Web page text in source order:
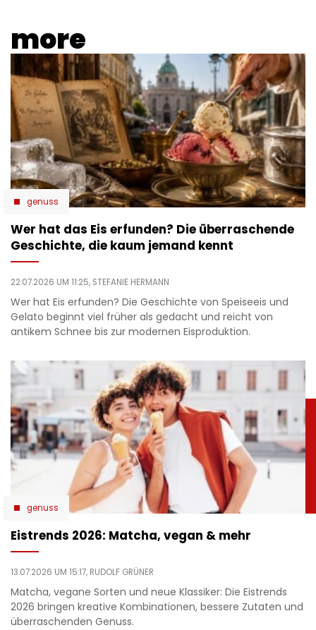
more
genuss
Wer hat das Eis erfunden? Die überraschende
Geschichte, die kaum jemand kennt
22.07.2026 UM 11:25, STEFANIE HERMANN
Wer hat Eis erfunden? Die Geschichte von Speiseeis und
Gelato beginnt viel früher als gedacht und reicht von
antikem Schnee bis zur modernen Eisproduktion.
genuss
Eistrends 2026: Matcha, vegan & mehr
13.07.2026 UM 15:17, RUDOLF GRÜNER
Matcha, vegane Sorten und neue Klassiker: Die Eistrends
2026 bringen kreative Kombinationen, bessere Zutaten und
überraschenden Genuss.